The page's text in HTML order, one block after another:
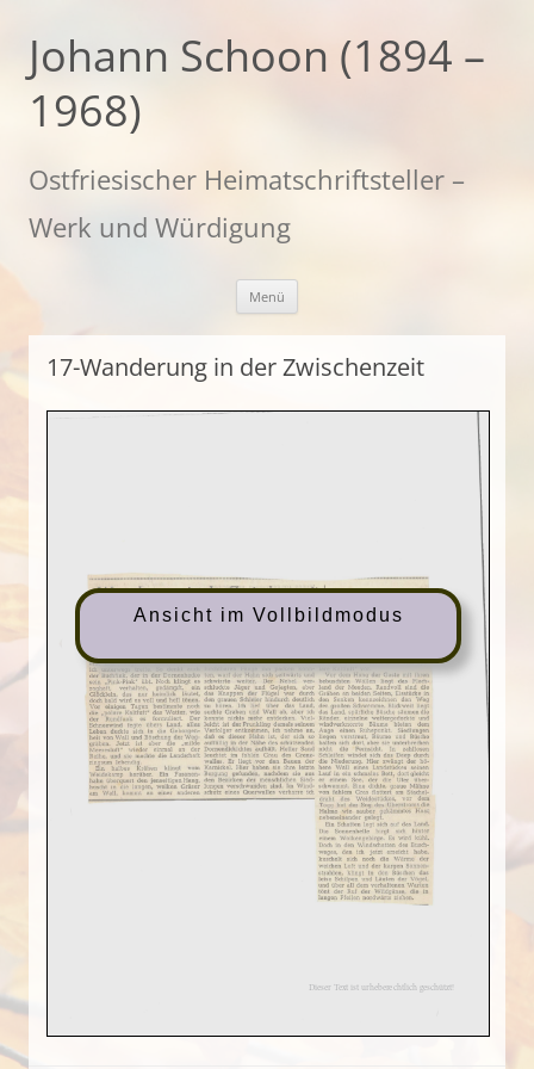
springen
Johann Schoon (1894 –
1968)
Ostfriesischer Heimatschriftsteller –
Werk und Würdigung
Menü
17-Wanderung in der Zwischenzeit
Ansicht im Vollbildmodus